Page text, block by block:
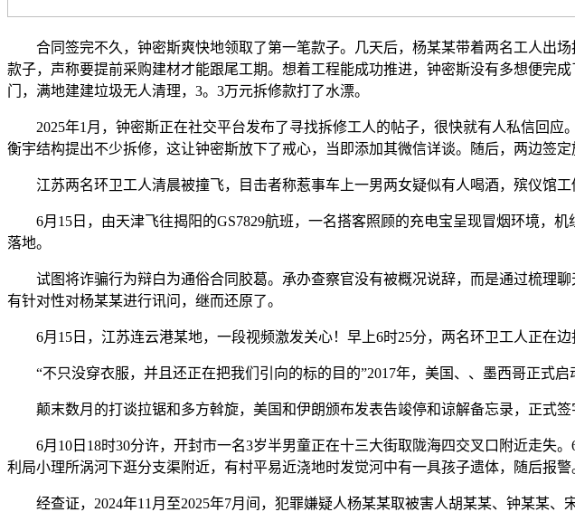
合同签完不久，钟密斯爽快地领取了第一笔款子。几天后，杨某某带着两名工人出场
款子，声称要提前采购建材才能跟尾工期。想着工程能成功推进，钟密斯没有多想便完
门，满地建建垃圾无人清理，3。3万元拆修款打了水漂。
2025年1月，钟密斯正在社交平台发布了寻找拆修工人的帖子，很快就有人私信回应
衡宇结构提出不少拆修，这让钟密斯放下了戒心，当即添加其微信详谈。随后，两边签
江苏两名环卫工人清晨被撞飞，目击者称惹事车上一男两女疑似有人喝酒，殡仪馆工
6月15日，由天津飞往揭阳的GS7829航班，一名搭客照顾的充电宝呈现冒烟环境，
落地。
试图将诈骗行为辩白为通俗合同胶葛。承办查察官没有被概况说辞，而是通过梳理聊
有针对性对杨某某进行讯问，继而还原了。
6月15日，江苏连云港某地，一段视频激发关心！早上6时25分，两名环卫工人正在边
“不只没穿衣服，并且还正在把我们引向的标的目的”2017年，美国、、墨西哥正式启
颠末数月的打谈拉锯和多方斡旋，美国和伊朗颁布发表告竣停和谅解备忘录，正式签
6月10日18时30分许，开封市一名3岁半男童正在十三大街取陇海四交叉口附近走失
利局小理所涡河下逛分支渠附近，有村平易近浇地时发觉河中有一具孩子遗体，随后报警
经查证，2024年11月至2025年7月间，犯罪嫌疑人杨某某取被害人胡某某、钟某某、